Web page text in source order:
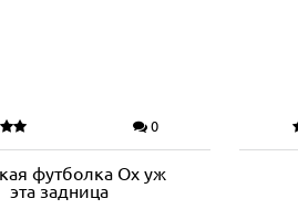
0
футболка Ох уж
эта задница